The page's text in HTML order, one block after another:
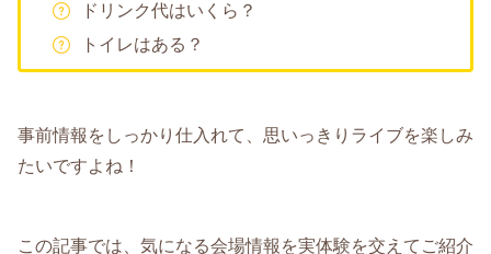
ドリンク代はいくら？
トイレはある？
事前情報をしっかり仕入れて、思いっきりライブを楽しみ
たいですよね！
この記事では、気になる会場情報を実体験を交えてご紹介